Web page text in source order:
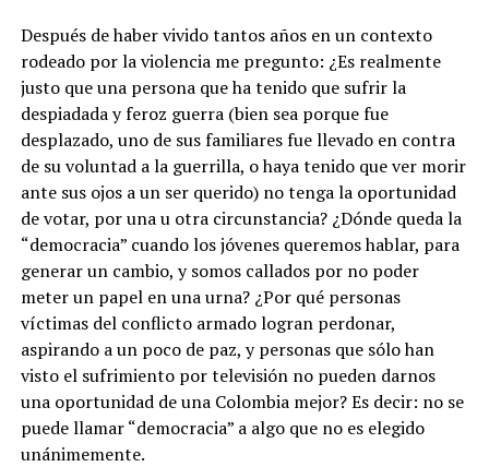
Después de haber vivido tantos años en un contexto
rodeado por la violencia me pregunto: ¿Es realmente
justo que una persona que ha tenido que sufrir la
despiadada y feroz guerra (bien sea porque fue
desplazado, uno de sus familiares fue llevado en contra
de su voluntad a la guerrilla, o haya tenido que ver morir
ante sus ojos a un ser querido) no tenga la oportunidad
de votar, por una u otra circunstancia? ¿Dónde queda la
“democracia” cuando los jóvenes queremos hablar, para
generar un cambio, y somos callados por no poder
meter un papel en una urna? ¿Por qué personas
víctimas del conflicto armado logran perdonar,
aspirando a un poco de paz, y personas que sólo han
visto el sufrimiento por televisión no pueden darnos
una oportunidad de una Colombia mejor? Es decir: no se
puede llamar “democracia” a algo que no es elegido
unánimemente.